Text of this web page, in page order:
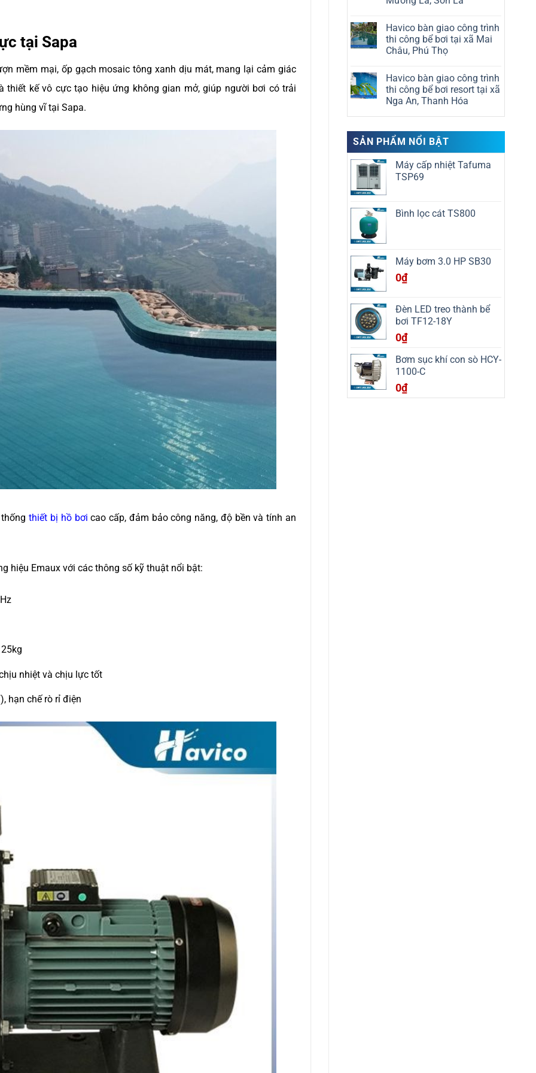
tại Sapa
mềm mại, ốp gạch mosaic tông xanh dịu mát, mang lại cảm giác
kế vô cực tạo hiệu ứng không gian mở, giúp người bơi có trải
hùng vĩ tại Sapa.
thốngthiết bị hồ bơi cao cấp, đảm bảo công năng, độ bền và tính an
hiệu Emaux với các thông số kỹ thuật nổi bật:
nhiệt và chịu lực tốt
hạn chế rò rỉ điện
bể
xã
Nam
Đồ
Sơn,
công
trình
thi
công
bể
xã
Phục
Hòa,
Cao
bình
luận
ở
Havico
công
trình
thi
công
bể
Mường
La,
Sơn
La
Havico bàn giao công trình
thi công bể bơi tại xã Mai
Châu, Phú Thọ
bình
luận
ở
Havico
giao
trình
thi
bể
bơi
Châu,
Thọ
Havico bàn giao công trình
thi công bể bơi resort tại xã
Nga An, Thanh Hóa
luận
ở
Havico
bàn
giao
công
trình
bể
bơi
Nga
Thanh
SẢN PHẨM NỔI BẬT
Máy cấp nhiệt Tafuma
TSP69
Bình lọc cát TS800
Máy bơm 3.0 HP SB30
0₫
Đèn LED treo thành bể
bơi TF12-18Y
0₫
Bơm sục khí con sò HCY-
1100-C
0₫